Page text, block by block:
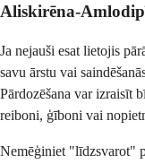
Aliskirēna-
Ja nejauši esat lietojis
savu ārstu vai
Pārdozēšana var izraisīt
reiboni, ģīboni vai
Nemēģiniet "līdzsvarot"